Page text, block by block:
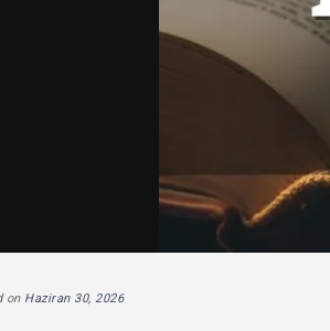
on Haziran 30, 2026